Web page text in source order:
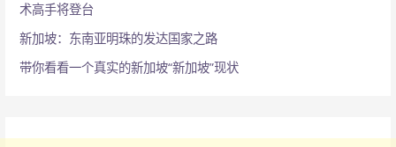
术高手将登台
新加坡：东南亚明珠的发达国家之路
带你看看一个真实的新加坡“新加坡”现状